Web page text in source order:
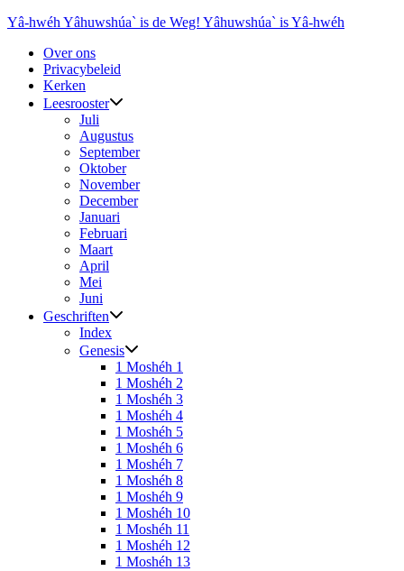
Ga
inhoud
Yâ-hwéh Yâhuwshúa` is de Weg! Yâhuwshúa` is Yâ-hwéh
Over ons
Privacybeleid
Kerken
Leesrooster
Juli
Augustus
September
Oktober
November
December
Januari
Februari
Maart
April
Mei
Juni
Geschriften
Index
Genesis
1 Moshéh 1
1 Moshéh 2
1 Moshéh 3
1 Moshéh 4
1 Moshéh 5
1 Moshéh 6
1 Moshéh 7
1 Moshéh 8
1 Moshéh 9
1 Moshéh 10
1 Moshéh 11
1 Moshéh 12
1 Moshéh 13